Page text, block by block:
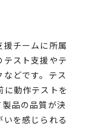
援チームに所属
テスト支援やテ
どです。テス
に動作テストを
製品の品質が決
いを感じられる